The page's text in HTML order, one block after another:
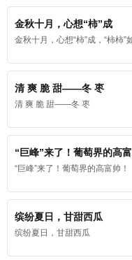
金秋十月，心想“柿”成
金秋十月，心想“柿”成，“柿柿”
清 爽 脆 甜——冬 枣
清 爽 脆 甜——冬 枣
“巨峰”来了！葡萄界的高富
“巨峰”来了！葡萄界的高富帅！
缤纷夏日，甘甜西瓜
缤纷夏日，甘甜西瓜